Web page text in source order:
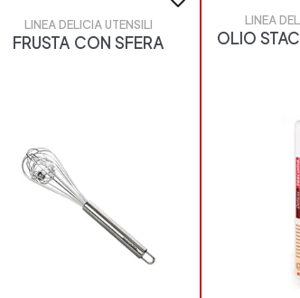
LINEA DELICIA UTENSILI
FRUSTA CON SFERA
LINEA
OLIO